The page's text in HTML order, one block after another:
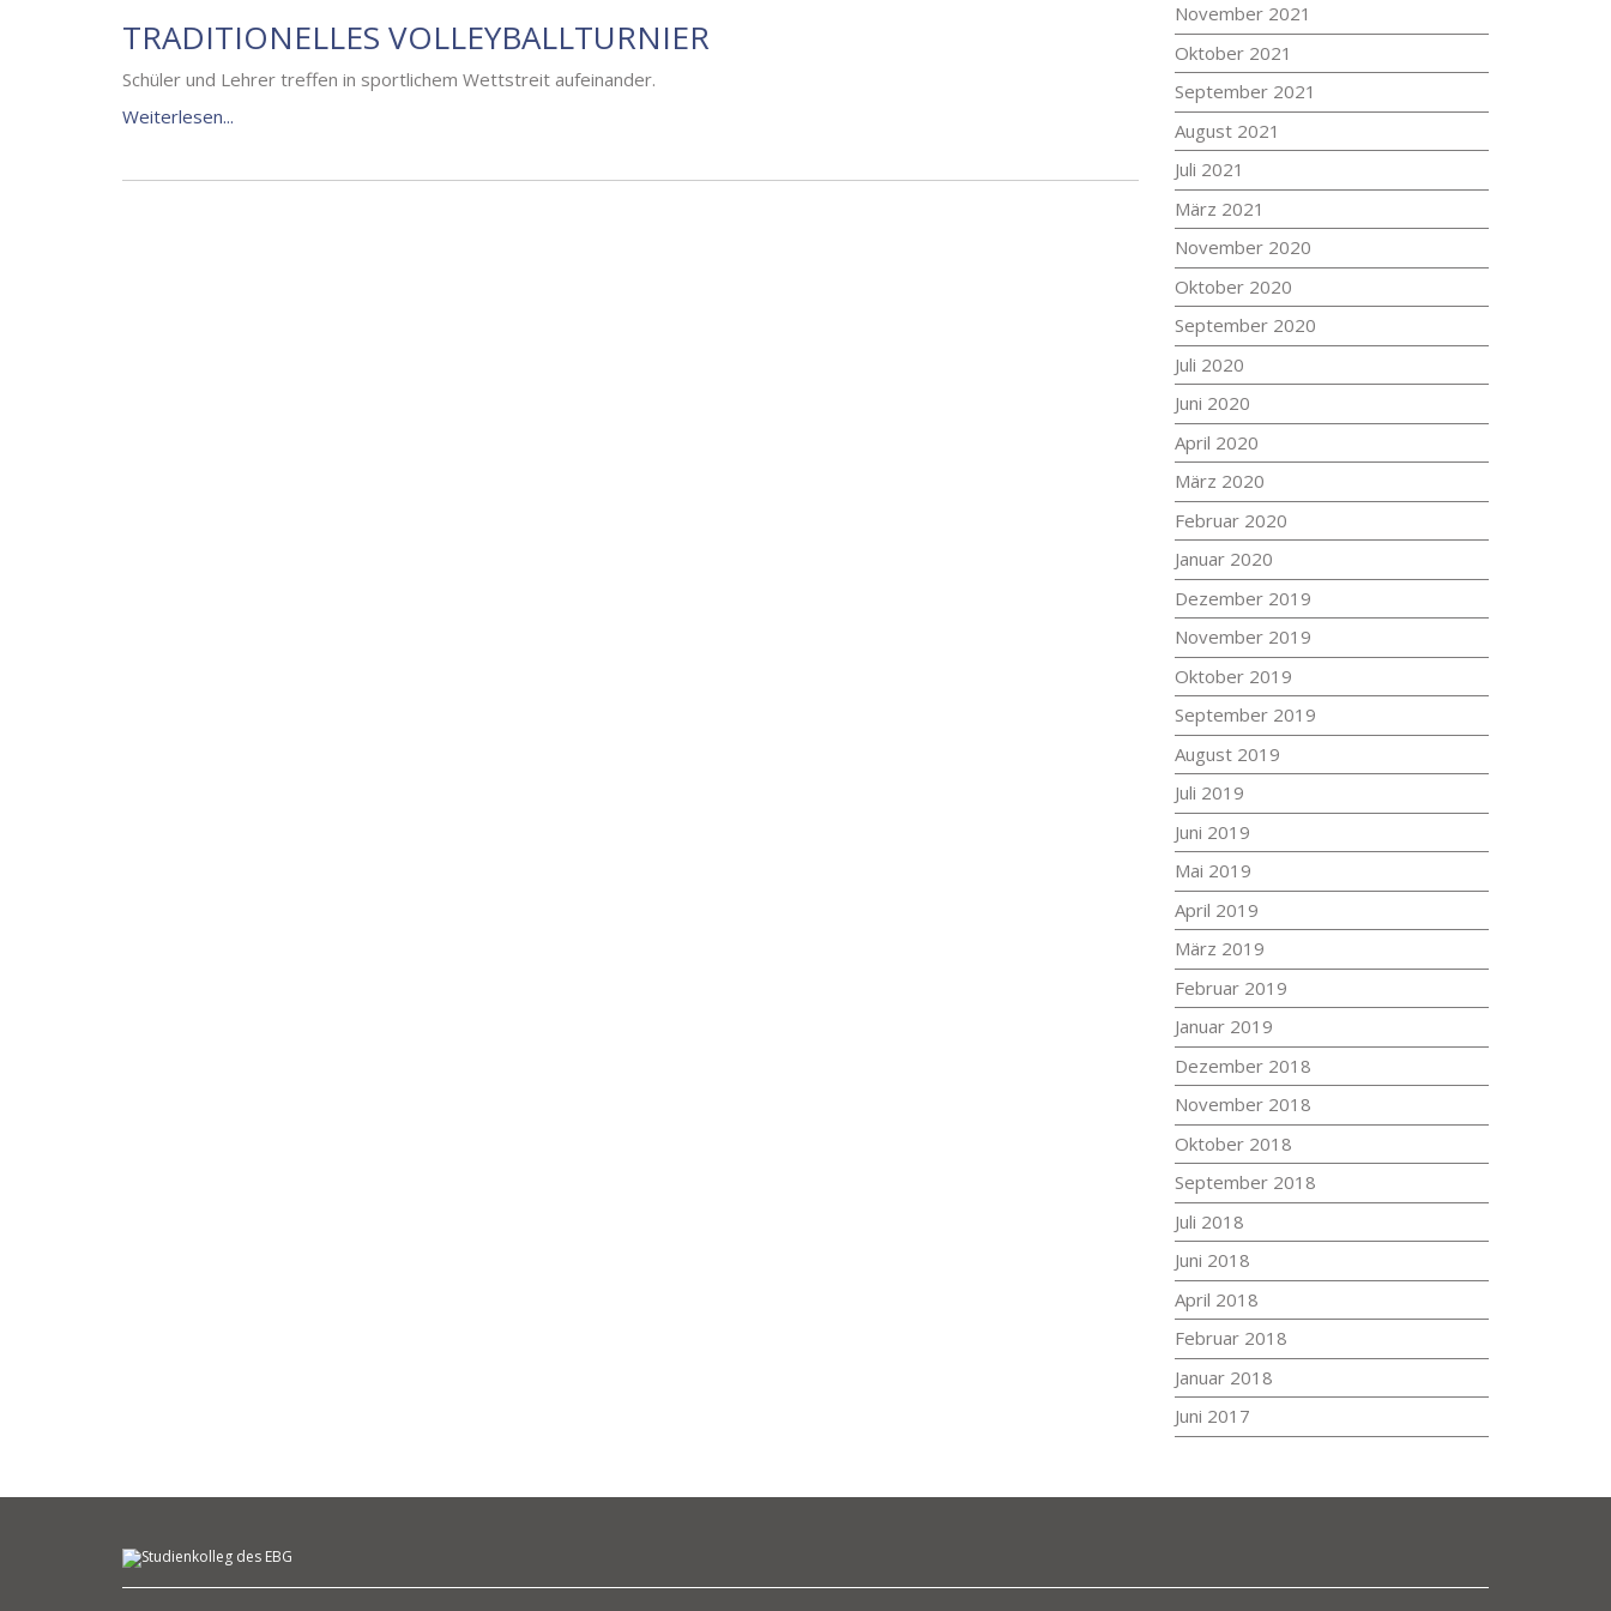
TRADITIONELLES VOLLEYBALLTURNIER
Schüler und Lehrer treffen in sportlichem Wettstreit aufeinander.
Weiterlesen...
November 2021
Oktober 2021
September 2021
August 2021
Juli 2021
März 2021
November 2020
Oktober 2020
September 2020
Juli 2020
Juni 2020
April 2020
März 2020
Februar 2020
Januar 2020
Dezember 2019
November 2019
Oktober 2019
September 2019
August 2019
Juli 2019
Juni 2019
Mai 2019
April 2019
März 2019
Februar 2019
Januar 2019
Dezember 2018
November 2018
Oktober 2018
September 2018
Juli 2018
Juni 2018
April 2018
Februar 2018
Januar 2018
Juni 2017